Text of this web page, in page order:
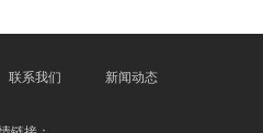
联系我们 新闻动态